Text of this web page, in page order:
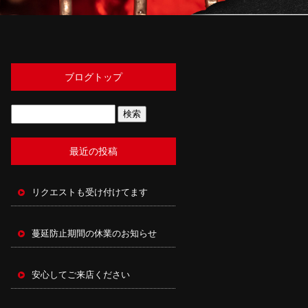
ブログトップ
最近の投稿
リクエストも受け付けてます
蔓延防止期間の休業のお知らせ
安心してご来店ください